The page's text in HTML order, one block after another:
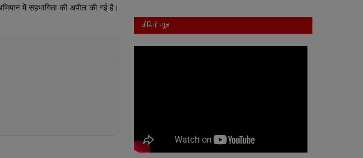
में सहभागिता की अपील की गई है।
वीडियो न्यूज